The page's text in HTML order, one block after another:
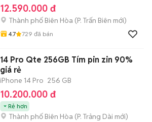
12.590.000 đ
Thành phố Biên Hòa (P. Trấn Biên mới)
4.7 729 đã bán
14 Pro Qte 256GB Tím pin zin 90%
giá rẻ
iPhone 14 Pro 256 GB
10.200.000 đ
Rẻ hơn
Thành phố Biên Hòa (P. Trảng Dài mới)